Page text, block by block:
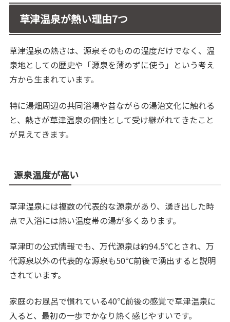
草津温泉が熱い理由7つ
草津温泉の熱さは、源泉そのものの温度だけでなく、温
泉地としての歴史や「源泉を薄めずに使う」という考え
方から生まれています。
特に湯畑周辺の共同浴場や昔ながらの湯治文化に触れる
と、熱さが草津温泉の個性として受け継がれてきたこと
が見えてきます。
源泉温度が高い
草津温泉には複数の代表的な源泉があり、湧き出した時
点で入浴には熱い温度帯の湯が多くあります。
草津町の公式情報でも、万代源泉は約94.5℃とされ、万
代源泉以外の代表的な源泉も50℃前後で湧出すると説明
されています。
家庭のお風呂で慣れている40℃前後の感覚で草津温泉に
入ると、最初の一歩でかなり熱く感じやすいです。